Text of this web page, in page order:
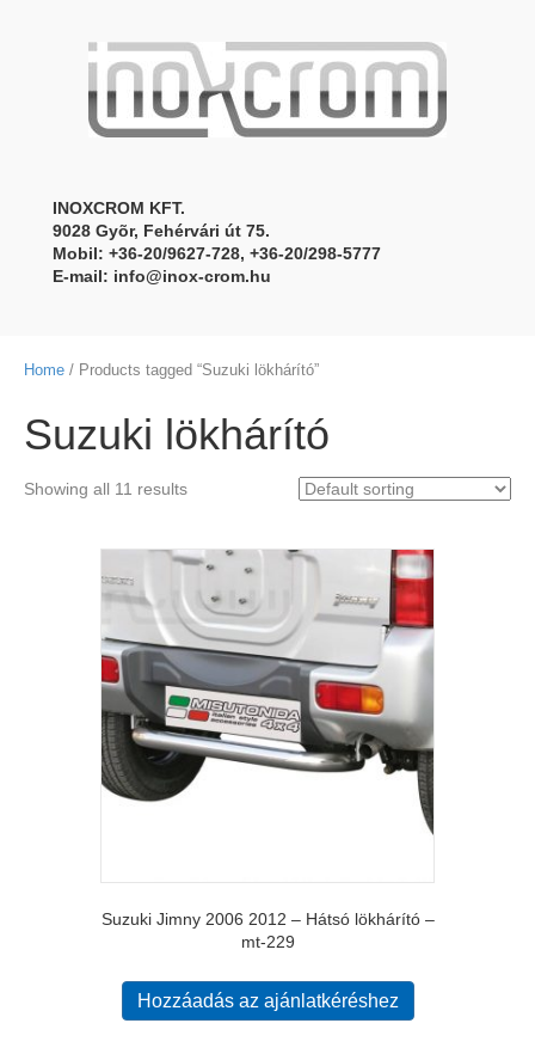
INOXCROM KFT.
9028 Gyõr, Fehérvári út 75.
Mobil: +36-20/9627-728, +36-20/298-5777
E-mail: info@inox-crom.hu
Home / Products tagged “Suzuki lökhárító”
Suzuki lökhárító
Showing all 11 results
Suzuki Jimny 2006 2012 – Hátsó lökhárító –
mt-229
Hozzáadás az ajánlatkéréshez